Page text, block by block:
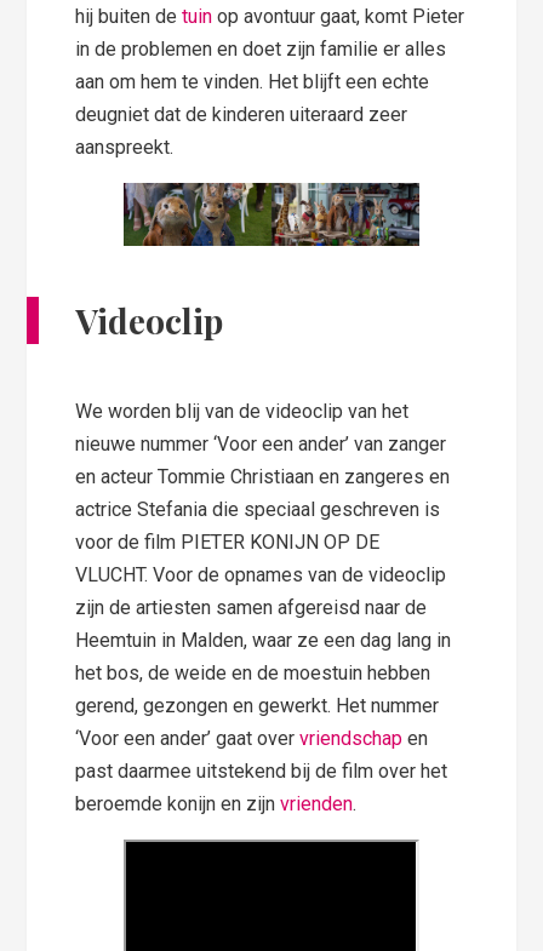
hij buiten detuin op avontuur gaat, komt Pieter
in de problemen en doet zijn familie er alles
aan om hem te vinden. Het blijft een echte
deugniet dat de kinderen uiteraard zeer
aanspreekt.
Videoclip
We worden blij van de videoclip van het
nieuwe nummer ‘Voor een ander’ van zanger
en acteur Tommie Christiaan en zangeres en
actrice Stefania die speciaal geschreven is
voor de film PIETER KONIJN OP DE
VLUCHT. Voor de opnames van de videoclip
zijn de artiesten samen afgereisd naar de
Heemtuin in Malden, waar ze een dag lang in
het bos, de weide en de moestuin hebben
gerend, gezongen en gewerkt. Het nummer
‘Voor een ander’ gaat overvriendschap en
past daarmee uitstekend bij de film over het
beroemde konijn en zijnvrienden.